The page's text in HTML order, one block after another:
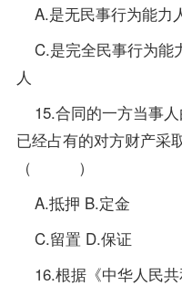
A.是无民事行为能力
C.是完全民事行为能
人
15.合同的一方当事
已经占有的对方财产采
（ ）
A.抵押 B.定金
C.留置 D.保证
16.根据《中华人民